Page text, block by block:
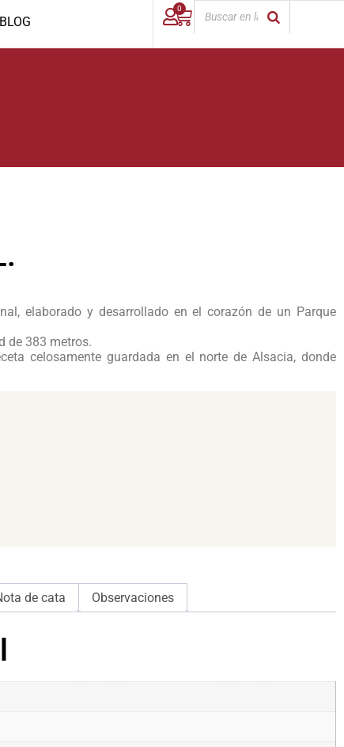
BLOG
0
elaborado y desarrollado en el corazón de un Parque
de 383 metros.
celosamente guardada en el norte de Alsacia, donde
de cata Observaciones